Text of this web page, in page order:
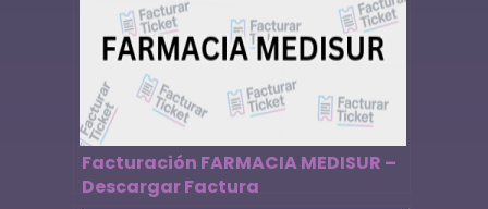
Facturación FARMACIA MEDISUR –
Descargar Factura